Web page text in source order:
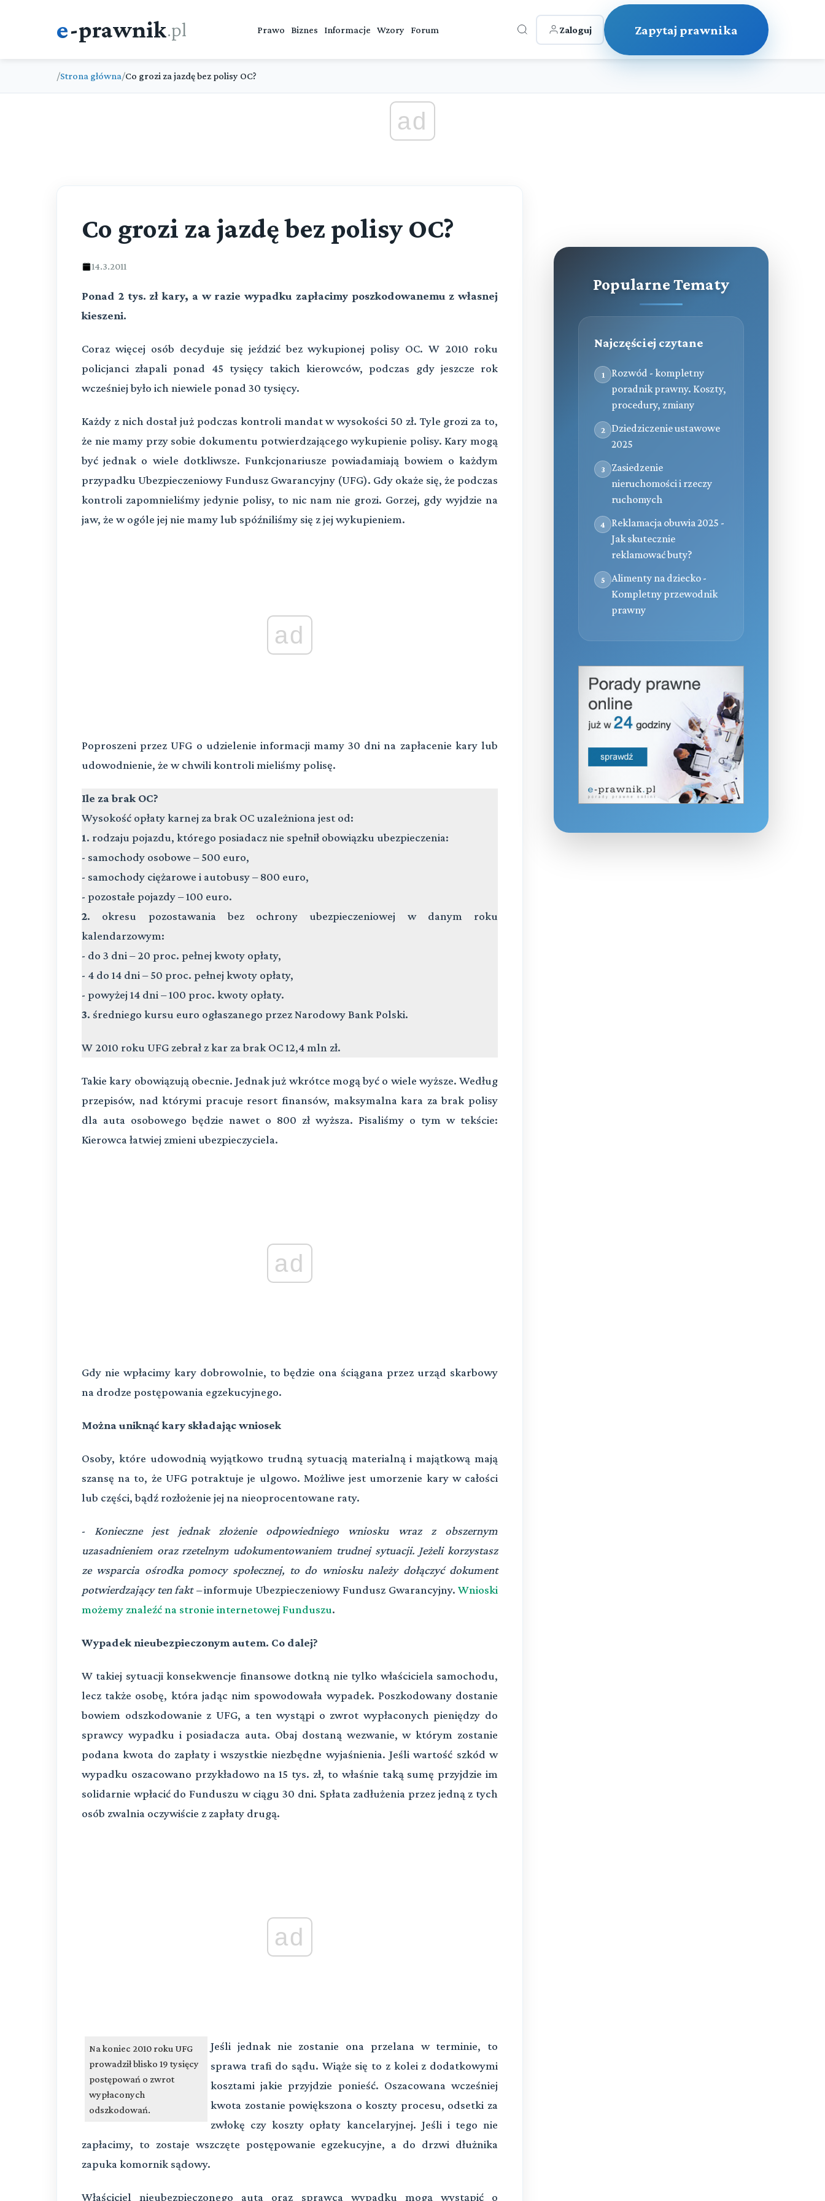
e-prawnik.pl Prawo Biznes Informacje Wzory Forum Zaloguj Zapytaj prawnika
/Strona główna/Co grozi za jazdę bez polisy OC?
ad
Co grozi za jazdę bez polisy OC?
14.3.2011
Ponad 2 tys. zł kary, a w razie wypadku zapłacimy poszkodowanemu z własnej
kieszeni.
Coraz więcej osób decyduje się jeździć bez wykupionej polisy OC. W 2010 roku
policjanci złapali ponad 45 tysięcy takich kierowców, podczas gdy jeszcze rok
wcześniej było ich niewiele ponad 30 tysięcy.
Każdy z nich dostał już podczas kontroli mandat w wysokości 50 zł. Tyle grozi za to,
że nie mamy przy sobie dokumentu potwierdzającego wykupienie polisy. Kary mogą
być jednak o wiele dotkliwsze. Funkcjonariusze powiadamiają bowiem o każdym
przypadku Ubezpieczeniowy Fundusz Gwarancyjny (UFG). Gdy okaże się, że podczas
kontroli zapomnieliśmy jedynie polisy, to nic nam nie grozi. Gorzej, gdy wyjdzie na
jaw, że w ogóle jej nie mamy lub spóźniliśmy się z jej wykupieniem.
ad
Poproszeni przez UFG o udzielenie informacji mamy 30 dni na zapłacenie kary lub
udowodnienie, że w chwili kontroli mieliśmy polisę.
Ile za brak OC?
Wysokość opłaty karnej za brak OC uzależniona jest od:
1. rodzaju pojazdu, którego posiadacz nie spełnił obowiązku ubezpieczenia:
- samochody osobowe – 500 euro,
- samochody ciężarowe i autobusy – 800 euro,
- pozostałe pojazdy – 100 euro.
2. okresu pozostawania bez ochrony ubezpieczeniowej w danym roku
kalendarzowym:
- do 3 dni – 20 proc. pełnej kwoty opłaty,
- 4 do 14 dni – 50 proc. pełnej kwoty opłaty,
- powyżej 14 dni – 100 proc. kwoty opłaty.
3. średniego kursu euro ogłaszanego przez Narodowy Bank Polski.
W 2010 roku UFG zebrał z kar za brak OC 12,4 mln zł.
Takie kary obowiązują obecnie. Jednak już wkrótce mogą być o wiele wyższe. Według
przepisów, nad którymi pracuje resort finansów, maksymalna kara za brak polisy
dla auta osobowego będzie nawet o 800 zł wyższa. Pisaliśmy o tym w tekście:
Kierowca łatwiej zmieni ubezpieczyciela.
ad
Gdy nie wpłacimy kary dobrowolnie, to będzie ona ściągana przez urząd skarbowy
na drodze postępowania egzekucyjnego.
Można uniknąć kary składając wniosek
Osoby, które udowodnią wyjątkowo trudną sytuacją materialną i majątkową mają
szansę na to, że UFG potraktuje je ulgowo. Możliwe jest umorzenie kary w całości
lub części, bądź rozłożenie jej na nieoprocentowane raty.
- Konieczne jest jednak złożenie odpowiedniego wniosku wraz z obszernym
uzasadnieniem oraz rzetelnym udokumentowaniem trudnej sytuacji. Jeżeli korzystasz
ze wsparcia ośrodka pomocy społecznej, to do wniosku należy dołączyć dokument
potwierdzający ten fakt –informuje Ubezpieczeniowy Fundusz Gwarancyjny. Wnioski
możemy znaleźć na stronie internetowej Funduszu.
Wypadek nieubezpieczonym autem. Co dalej?
W takiej sytuacji konsekwencje finansowe dotkną nie tylko właściciela samochodu,
lecz także osobę, która jadąc nim spowodowała wypadek. Poszkodowany dostanie
bowiem odszkodowanie z UFG, a ten wystąpi o zwrot wypłaconych pieniędzy do
sprawcy wypadku i posiadacza auta. Obaj dostaną wezwanie, w którym zostanie
podana kwota do zapłaty i wszystkie niezbędne wyjaśnienia. Jeśli wartość szkód w
wypadku oszacowano przykładowo na 15 tys. zł, to właśnie taką sumę przyjdzie im
solidarnie wpłacić do Funduszu w ciągu 30 dni. Spłata zadłużenia przez jedną z tych
osób zwalnia oczywiście z zapłaty drugą.
ad
Na koniec 2010 roku UFG
prowadził blisko 19 tysięcy
postępowań o zwrot
wypłaconych
odszkodowań.
Jeśli jednak nie zostanie ona przelana w terminie, to
sprawa trafi do sądu. Wiąże się to z kolei z dodatkowymi
kosztami jakie przyjdzie ponieść. Oszacowana wcześniej
kwota zostanie powiększona o koszty procesu, odsetki za
zwłokę czy koszty opłaty kancelaryjnej. Jeśli i tego nie
zapłacimy, to zostaje wszczęte postępowanie egzekucyjne, a do drzwi dłużnika
zapuka komornik sądowy.
Właściciel nieubezpieczonego auta oraz sprawca wypadku mogą wystąpić o
Popularne Tematy
Najczęściej czytane
1
Rozwód - kompletny
poradnik prawny. Koszty,
procedury, zmiany
2
Dziedziczenie ustawowe
2025
3
Zasiedzenie
nieruchomości i rzeczy
ruchomych
4
Reklamacja obuwia 2025 -
Jak skutecznie
reklamować buty?
5
Alimenty na dziecko -
Kompletny przewodnik
prawny